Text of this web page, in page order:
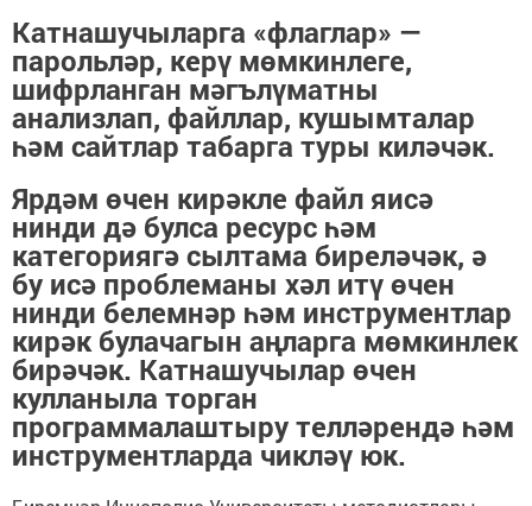
Катнашучыларга «флаглар» —
парольләр, керү мөмкинлеге,
шифрланган мәгълүматны
анализлап, файллар, кушымталар
һәм сайтлар табарга туры киләчәк.
Ярдәм өчен кирәкле файл яисә
нинди дә булса ресурс һәм
категориягә сылтама биреләчәк, ә
бу исә проблеманы хәл итү өчен
нинди белемнәр һәм инструментлар
кирәк булачагын аңларга мөмкинлек
бирәчәк. Катнашучылар өчен
кулланыла торган
программалаштыру телләрендә һәм
инструментларда чикләү юк.